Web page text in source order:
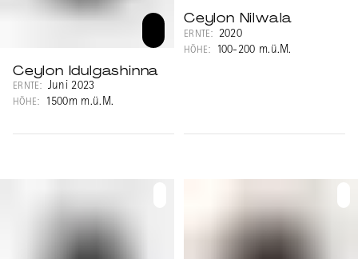
Ceylon Idulgashinna
ERNTE: Juni 2023
HÖHE: 1500m m.ü.M.
Ceylon Nilwala
ERNTE: 2020
HÖHE: 100-200 m.ü.M.